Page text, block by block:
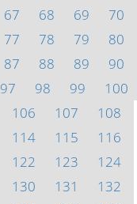
67 68 69
70
77 78 79
80
87 88 89
90
97 98 99
100
106 107
108
114 115
116
122 123
124
130 131
132